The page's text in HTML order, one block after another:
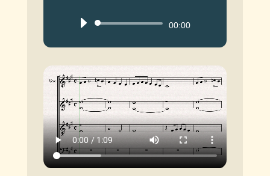
Reproductor00:00